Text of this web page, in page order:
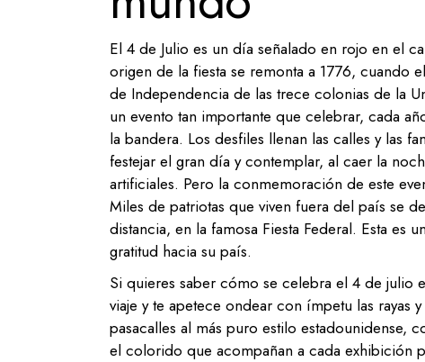
El 4 de Julio es un día señalado en rojo en el
origen de la fiesta se remonta a 1776, cuando
de Independencia de las trece colonias de la
un evento tan importante que celebrar, cada
la bandera. Los desfiles llenan las calles y las
festejar el gran día y contemplar, al caer la
artificiales. Pero la conmemoración de este
Miles de patriotas que viven fuera del país se
distancia, en la famosa Fiesta Federal. Esta
gratitud hacia su país.
Si quieres saber cómo se celebra el 4 de julio
viaje y te apetece ondear con ímpetu las rayas
pasacalles al más puro estilo estadounidense,
el colorido que acompañan a cada exhibición